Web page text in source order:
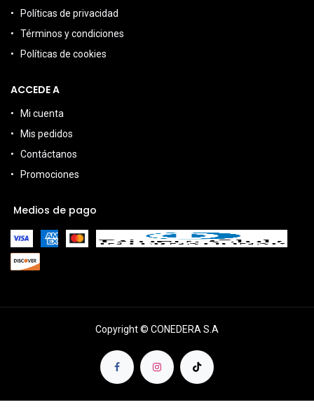
Políticas de privacidad
Términos y condiciones
Políticas de cookies
ACCEDE A
Mi cuenta
Mis pedidos
Contáctanos
Promociones
Medios de pago
Copyright © CONEDERA S.A